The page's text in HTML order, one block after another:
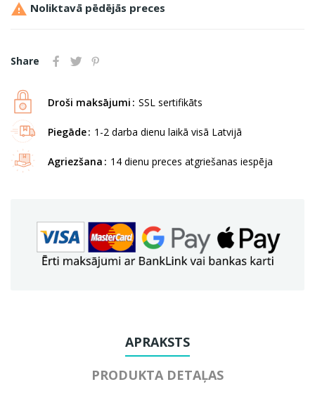
 Noliktavā pēdējās preces
Share
Droši maksājumi SSL sertifikāts
Piegāde 1-2 darba dienu laikā visā Latvijā
Agriezšana 14 dienu preces atgriešanas iespēja
APRAKSTS
PRODUKTA DETAĻAS